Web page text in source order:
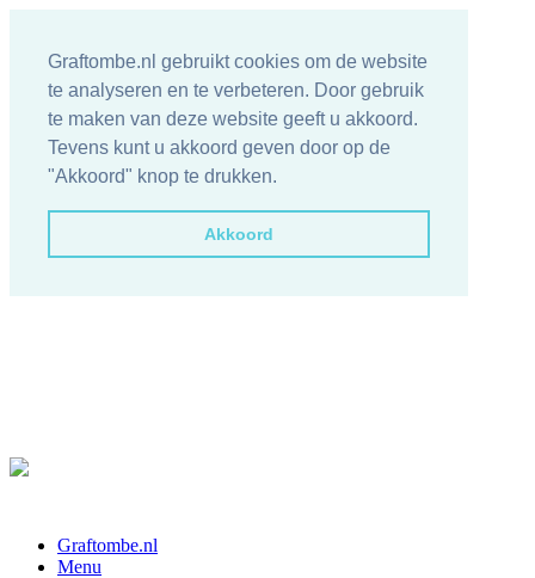
Graftombe.nl gebruikt cookies om de website
te analyseren en te verbeteren. Door gebruik
te maken van deze website geeft u akkoord.
Tevens kunt u akkoord geven door op de
"Akkoord" knop te drukken.
Akkoord
Graftombe.nl
Menu